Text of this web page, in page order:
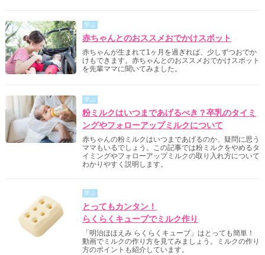
学ぶ
赤ちゃんとのおススメおでかけスポット
赤ちゃんが生まれて1ヶ月を過ぎれば、少しずつおでか
けもできます。赤ちゃんとのおススメおでかけスポット
を先輩ママに聞いてみました。
学ぶ
粉ミルクはいつまであげるべき？卒乳のタイミ
ングやフォローアップミルクについて
赤ちゃんの粉ミルクはいつまであげるのか、疑問に思う
ママもいるでしょう。この記事では粉ミルクをやめるタ
イミングやフォローアップミルクの取り入れ方について
わかりやすく説明します。
学ぶ
とってもカンタン！
らくらくキューブでミルク作り
「明治ほほえみ らくらくキューブ」はとっても簡単！
動画でミルクの作り方を見てみましょう。ミルクの作り
方のポイントも紹介しています。